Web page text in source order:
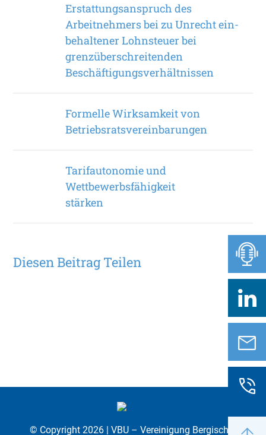
Erstattungsanspruch des
Arbeitnehmers bei zu Unrecht ein­
behaltener Lohnsteuer bei
grenzüberschreitenden
Beschäftigungsverhältnissen
Formelle Wirksamkeit von
Betriebsratsvereinbarungen
Tarifautonomie und
Wettbewerbsfähigkeit
stärken
Diesen Beitrag Teilen
© Copyright 2026 | VBU – Vereinigung Bergischer